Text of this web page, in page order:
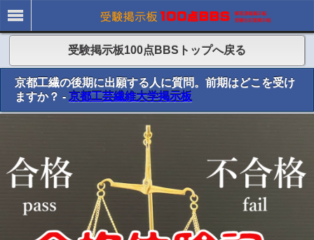
受験掲示板100点BBSトップへ戻る
京都工繊の後期に出願する人に質問。前期はどこを受け
ますか？ - 京都工芸繊維大学掲示板